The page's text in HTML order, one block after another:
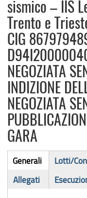
sismico – IIS
Trento e
CIG
NEGOZIATA
INDIZIONE
NEGOZIATA
GARA
Bando
di
Generali
attiva)
Lotti/
Allegati